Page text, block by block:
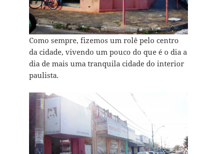
Como sempre, fizemos um rolê pelo centro
da cidade, vivendo um pouco do que é o dia a
dia de mais uma tranquila cidade do interior
paulista.